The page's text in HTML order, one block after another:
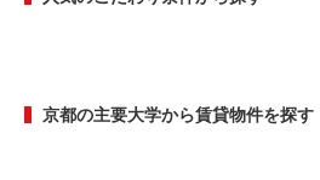
京都の主要大学から賃貸物件を探す